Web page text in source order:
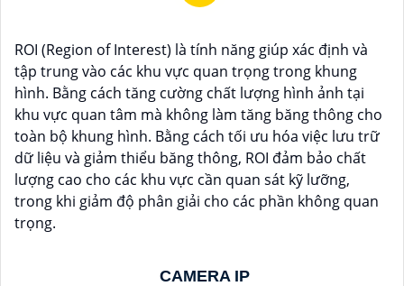
Chắc chắn! Dưới đây là tư vấn cho việc lắp đặt Camera
IP Hình Sát Nét đểHoàn toàn tin cậyhình ảnh sắt nét:
↳1:**Chọn địa điểm lắp đặt phù hợp**: Xác định vị
trí cần giám sát và chọn địa điểm phù hợp, nơi không
bị che khuất và có góc quan sát rộng.
2:**Chọn camera chất lượng**: Chọn camera IP có
độ phân giải cao, ít nhất là 1080p để Hoàn toàn tin cậy
hình ảnh sắt nét.
⚒3:**Kết nối mạng**: Đảm bảo có hệ thống mạng
ROI (Region of Interest) là tính năng giúp xác định và
tập trung vào các khu vực quan trọng trong khung
hình. Bằng cách tăng cường chất lượng hình ảnh tại
khu vực quan tâm mà không làm tăng băng thông cho
toàn bộ khung hình. Bằng cách tối ưu hóa việc lưu trữ
dữ liệu và giảm thiểu băng thông, ROI đảm bảo chất
lượng cao cho các khu vực cần quan sát kỹ lưỡng,
trong khi giảm độ phân giải cho các phần không quan
trọng.
CAMERA IP